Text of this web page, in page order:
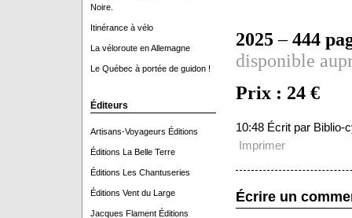
Noire.
Itinérance à vélo
La véloroute en Allemagne
Le Québec à portée de guidon !
Éditeurs
Artisans-Voyageurs Éditions
Éditions La Belle Terre
Éditions Les Chantuseries
Éditions Vent du Large
Jacques Flament Éditions
2025–444
disponible
Prix : 24 €
10:48 Écrit par Biblio-
Imprimer
Écrire un